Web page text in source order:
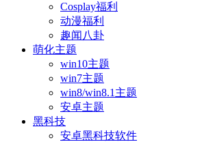
Cosplay福利
动漫福利
趣闻八卦
萌化主题
win10主题
win7主题
win8/win8.1主题
安卓主题
黑科技
安卓黑科技软件